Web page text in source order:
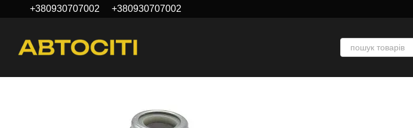
Перейти до основного контенту
+380930707002 +380930707002